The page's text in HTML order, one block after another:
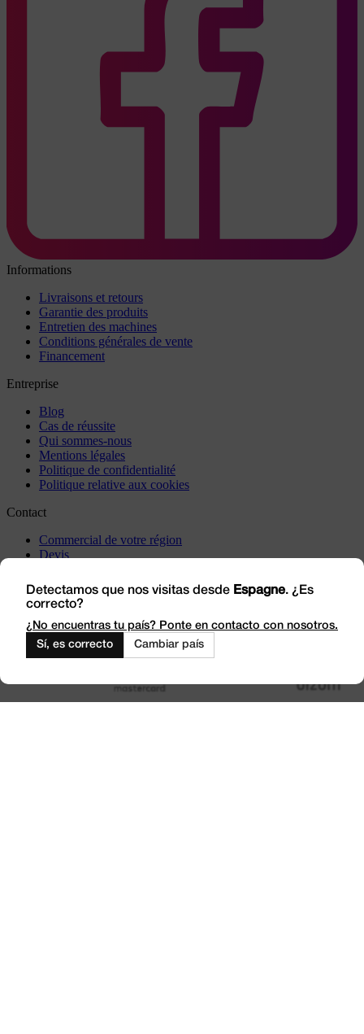
Informations
Livraisons et retours
Garantie des produits
Entretien des machines
Conditions générales de vente
Financement
Entreprise
Blog
Cas de réussite
Qui sommes-nous
Mentions légales
Politique de confidentialité
Politique relative aux cookies
Contact
Commercial de votre région
Devis
Rendez-nous visite
Travaillez avec nous
Outlet
Detectamos que nos visitas desde Espagne. ¿Es
correcto?
¿No encuentras tu país? Ponte en contacto con nosotros.
Sí, es correcto
Cambiar país